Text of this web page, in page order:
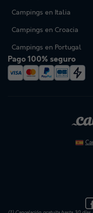
Campings en Italia
Campings en Croacia
Campings en Portugal
Pago 100% seguro